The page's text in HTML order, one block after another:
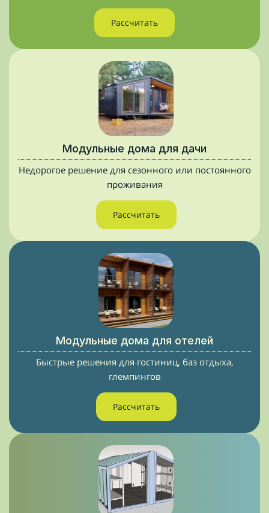
Рассчитать
Модульные дома для дачи
Недорогое решение для сезонного или постоянного
проживания
Рассчитать
Модульные дома для отелей
Быстрые решения для гостиниц, баз отдыха,
глемпингов
Рассчитать